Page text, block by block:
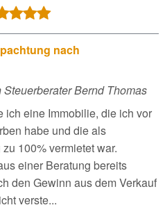
nach
Bernd Thomas
ich eine Immobilie, die ich vor
habe und die als
100% vermietet war.
einer Beratung bereits
den Gewinn aus dem Verkauf
verste...